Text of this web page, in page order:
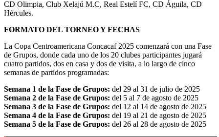
CD Olimpia, Club Xelajú M.C, Real Estelí FC, CD Águila, CD
Hércules.
FORMATO DEL TORNEO Y FECHAS
La Copa Centroamericana Concacaf 2025 comenzará con una Fase
de Grupos, donde cada uno de los 20 clubes participantes jugará
cuatro partidos, dos en casa y dos de visita, a lo largo de cinco
semanas de partidos programadas:
Semana 1 de la Fase de Grupos: del 29 al 31 de julio de 2025
Semana 2 de la Fase de Grupos: del 5 al 7 de agosto de 2025
Semana 3 de la Fase de Grupos: del 12 al 14 de agosto de 2025
Semana 4 de la Fase de Grupos: del 19 al 21 de agosto de 2025
Semana 5 de la Fase de Grupos: del 26 al 28 de agosto de 2025